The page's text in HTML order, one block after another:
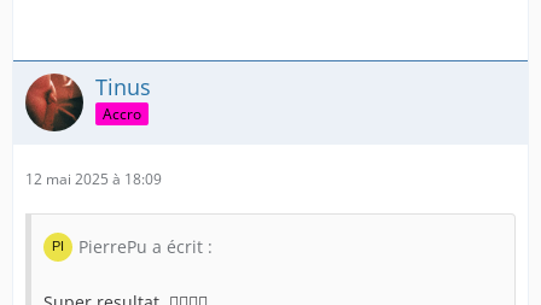
Tinus
Accro
12 mai 2025 à 18:09
PierrePu a écrit :